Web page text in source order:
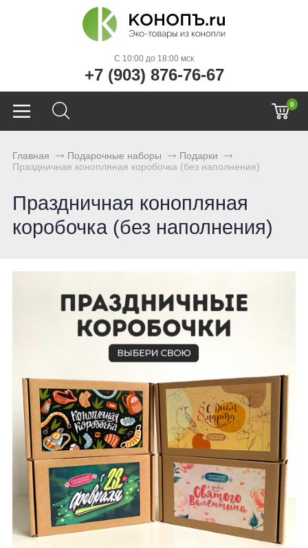
C 10:00 до 18:00 мск
+7 (903) 876-76-67
0
Главная Подарочные наборы
Подарки
Праздничная конопляная коробочка (без наполнения)
Праздничная конопляная
коробочка (без наполнения)